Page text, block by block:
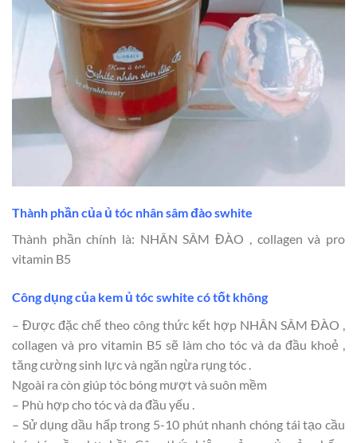
Thành phần của ủ tóc nhân sâm đào swhite
Thành phần chính là: NHÂN SÂM ĐÀO , collagen và pro
vitamin B5
Công dụng của kem ủ tóc swhite có tốt không
– Được đặc chế theo công thức kết hợp NHÂN SÂM ĐÀO ,
collagen và pro vitamin B5 sẽ làm cho tóc và da đầu khoẻ ,
tăng cường sinh lực và ngăn ngừa rụng tóc .
Ngoài ra còn giúp tóc bóng mượt và suôn mềm
– Phù hợp cho tóc và da đầu yếu .
– Sử dụng dầu hấp trong 5-10 phút nhanh chóng tái tạo cầu